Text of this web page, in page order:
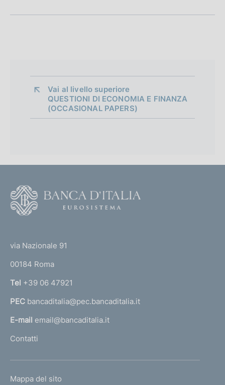
n
o
o
n
i
m
e
n
t
o
Vai al livello superiore
QUESTIONI DI ECONOMIA E FINANZA
(OCCASIONAL PAPERS)
r
n
a
l
'
m
via Nazionale 91
00184 Roma
Tel +39 06 47921
PEC bancaditalia@pec.bancaditalia.it
E-mail email@bancaditalia.it
Contatti
L
Mappa del sito